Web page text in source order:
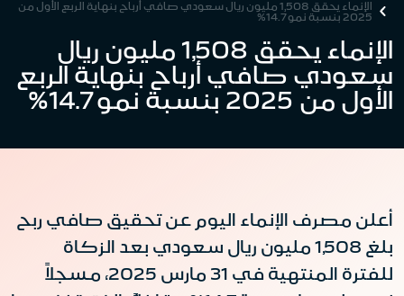
الإنماء يحقق 1,508 مليون ريال سعودي صافي أرباح بنهاية الربع الأول من
2025 بنسبة نمو 14.7%
الإنماء يحقق 1,508 مليون ريال
سعودي صافي أرباح بنهاية الربع
الأول من 2025 بنسبة نمو 14.7%
أعلن مصرف الإنماء اليوم عن تحقيق صافي ربح
بلغ 1,508 مليون ريال سعودي بعد الزكاة
للفترة المنتهية في 31 مارس 2025، مسجلاً